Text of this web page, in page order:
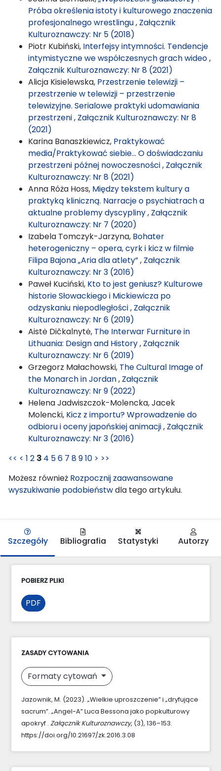
Próba określenia istoty i kulturowego znaczenia
profesjonalnego wrestlingu, Załącznik
Kulturoznawczy: Nr 5 (2018)
Piotr Kubiński, Interfejsy intymności. Tendencje
intymistyczne we współczesnych grach wideo,
Załącznik Kulturoznawczy: Nr 8 (2021)
Alicja Kisielewska, Przestrzenie telewizji –
przestrzenie w telewizji – przestrzenie
telewizyjne. Serialowe praktyki udomawiania
przestrzeni, Załącznik Kulturoznawczy: Nr 8
(2021)
Karina Banaszkiewicz, Praktykować
media/Praktykować siebie… O doświadczaniu
przestrzeni późnej nowoczesności, Załącznik
Kulturoznawczy: Nr 8 (2021)
Anna Róża Hoss, Między tekstem kultury a
praktyką kliniczną. Narracje o psychiatrach a
aktualne problemy dyscypliny, Załącznik
Kulturoznawczy: Nr 7 (2020)
Izabela Tomczyk-Jarzyna, Bohater
heterogeniczny – opera, cyrk i kicz w filmie
Filipa Bajona „Aria dla atlety”, Załącznik
Kulturoznawczy: Nr 3 (2016)
Paweł Kuciński, Kto to jest geniusz? Kulturowe
historie Słowackiego i Mickiewicza po
odzyskaniu niepodległości, Załącznik
Kulturoznawczy: Nr 6 (2019)
Aistė Dičkalnytė, The Interwar Furniture in
Lithuania: Design and History, Załącznik
Kulturoznawczy: Nr 6 (2019)
Grzegorz Małachowski, The Cultural Image of
the Monarch in Jordan, Załącznik
Kulturoznawczy: Nr 9 (2022)
Helena Jadwiszczok-Molencka, Jacek
Molencki, Kicz z importu? Wprowadzenie do
odbioru i oceny japońskiej animacji, Załącznik
Kulturoznawczy: Nr 3 (2016)
<< < 1 2 3 4 56 7 8910 > >>
Możesz również Rozpocznij zaawansowane
wyszukiwanie podobieństwdla tego artykułu.
Szczegóły Bibliografia Statystyki Autorzy
POBIERZ PLIKI
PDF
ZASADY CYTOWANIA
Formaty cytowań
Jazownik, M. (2023). „Wielkie uproszczenie” i „dryfujące
sacrum”. „Angel-A” Luca Bessona jako popkulturowy
apokryf . Załącznik Kulturoznawczy, (3), 136–153.
https://doi.org/10.21697/zk.2016.3.08